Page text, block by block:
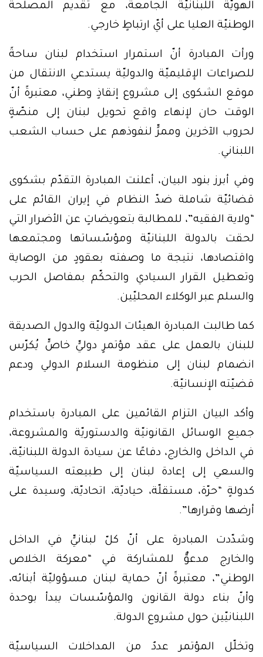
الهويّة اللبنانيّة الجامعة، مع تقديم المصلحة
الوطنيّة العليا على أيّ ارتباطٍ خارجي.
ورأت المبادرة أنّ استمرار استخدام لبنان ساحةً
للصراعات الإقليميّة والدوليّة يستدعي الانتقال من
موقع الشكوى إلى مشروع إنقاذٍ وطني، معتبرةً أنّ
الوقت حان لإنهاء واقع تحويل لبنان إلى منصّةٍ
لحروب الآخرين وممرٍّ لنفوذهم على حساب الشعب
اللبناني.
وفي أبرز بنود البيان، أعلنت المبادرة التقدّم بشكوى
قضائيّة شاملة ضدّ النظام في إيران القائم على
“ولاية الفقيه”، للمطالبة بتعويضاتٍ عن الأضرار التي
لحقت بالدولة اللبنانيّة ومؤسّساتها ومجتمعها
واقتصادها، نتيجة ما وصفته بعقودٍ من الوصاية
وتعطيل القرار السيادي والتحكّم بمفاصل الحرب
والسلم عبر الوكلاء المحليّين.
كما طالبت المبادرة الهيئات الدوليّة والدول الصديقة
للبنان بالعمل على عقد مؤتمرٍ دوليٍّ خاصٍّ يُكرّس
انضمام لبنان إلى منظومة السلام الدولي ودعم
قضيّته الإنسانيّة.
وأكد البيان التزام القائمين على المبادرة باستخدام
جميع الوسائل القانونيّة والدستوريّة والمشروعة،
في الداخل والخارج، دفاعًا عن سيادة الدولة اللبنانيّة،
والسعي إلى إعادة لبنان إلى طبيعته السياسيّة
كدولةٍ “حرّة، مستقلّة، حياديّة، اتحاديّة، وسيدة على
أرضها وقرارها”.
وشدّدت المبادرة على أنّ كلّ لبنانيٍّ في الداخل
والخارج مدعوٌّ للمشاركة في “معركة الخلاص
الوطني”، معتبرةً أنّ حماية لبنان مسؤوليّة أبنائه،
وأنّ بناء دولة القانون والمؤسّسات يبدأ بوحدة
اللبنانيّين حول مشروع الدولة.
وتخلّل المؤتمر عددٌ من المداخلات السياسيّة